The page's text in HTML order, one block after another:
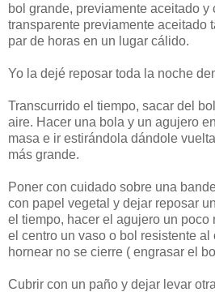
bol grande, previamente aceitado y
transparente previamente aceitado
par de horas en un lugar cálido.
Yo la dejé reposar toda la noche
Transcurrido el tiempo, sacar del
aire. Hacer una bola y un agujero
masa e ir estirándola dándole
más grande.
Poner con cuidado sobre una
con papel vegetal y dejar reposar
el tiempo, hacer el agujero un poco
el centro un vaso o bol resistente al
hornear no se cierre ( engrasar el
Cubrir con un paño y dejar levar